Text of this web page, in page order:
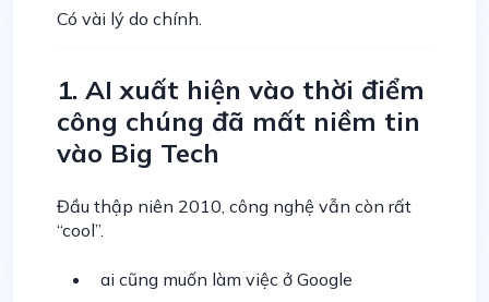
Có vài lý do chính.
1. AI xuất hiện vào thời điểm
công chúng đã mất niềm tin
vào Big Tech
Đầu thập niên 2010, công nghệ vẫn còn rất
“cool”.
ai cũng muốn làm việc ở Google